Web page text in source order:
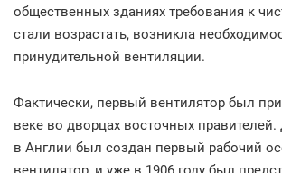
общественных зданиях требования к
стали возрастать, возникла
принудительной вентиляции.
Фактически, первый вентилятор был
веке во дворцах восточных правителей.
в Англии был создан первый рабочий